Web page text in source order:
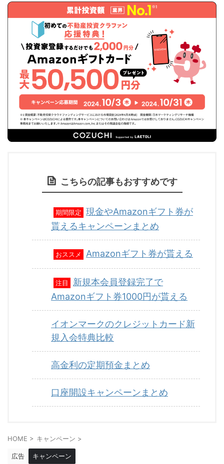
こちらの記事もおすすめです
期間限定
現金やAmazonギフト券が
貰えるキャンペーンまとめ
おススメ Amazonギフト券が貰える
注目
新規本会員登録完了で
Amazonギフト券1000円が貰える
イオンマークのクレジットカード新
規入会特典比較
高金利の定期預金まとめ
口座開設キャンペーンまとめ
HOME > キャンペーン >
広告 キャンペーン